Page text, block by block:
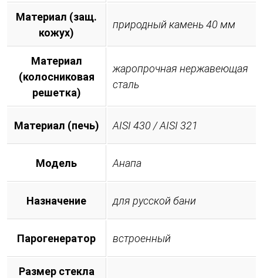
Материал (защ.
кожух)
природный камень 40 мм
Материал
(колосниковая
решетка)
жаропрочная нержавеющая
сталь
Материал (печь) AISI 430 / AISI 321
Модель Анапа
Назначение для русской бани
Парогенератор встроенный
Размер стекла